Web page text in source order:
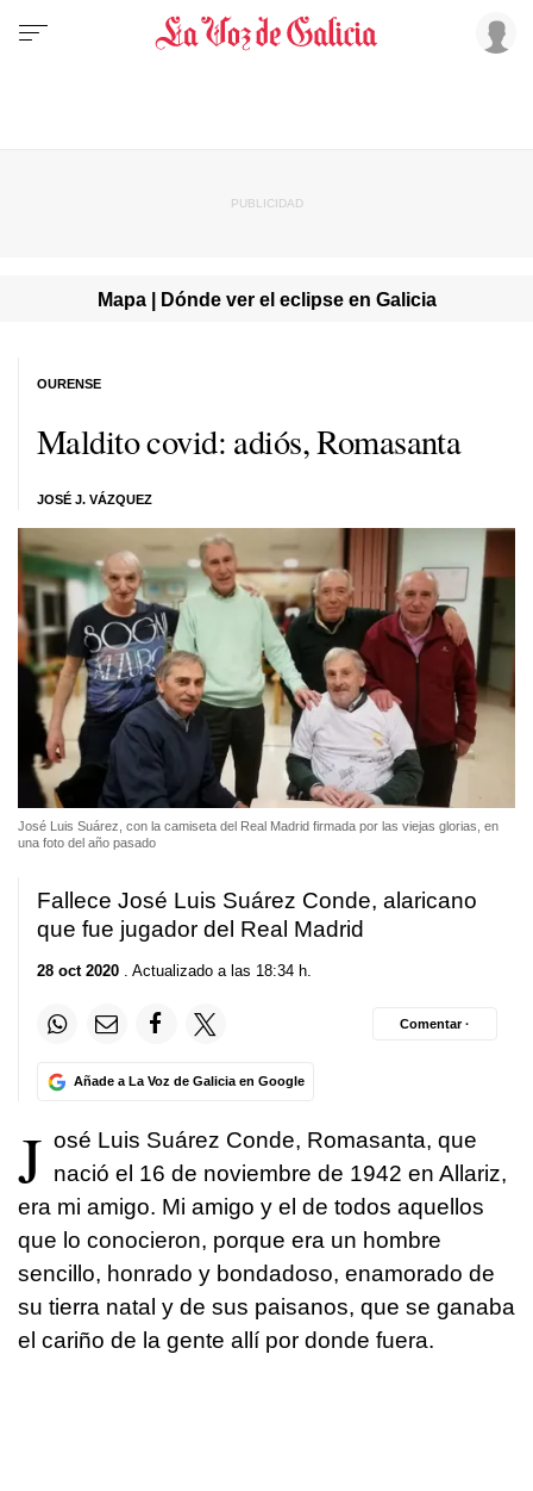
Mapa | Dónde ver el eclipse en Galicia
Maldito covid: adiós, Romasanta
JOSÉ J. VÁZQUEZ
OURENSE
José Luis Suárez, con la camiseta del Real Madrid firmada por las viejas glorias, en
una foto del año pasado
Fallece José Luis Suárez Conde, alaricano
que fue jugador del Real Madrid
28 oct 2020 . Actualizado a las 18:34 h.
Añade a La Voz de Galicia en Google
Comentar ·
J osé Luis Suárez Conde, Romasanta, que
nació el 16 de noviembre de 1942 en Allariz,
era mi amigo. Mi amigo y el de todos aquellos
que lo conocieron, porque era un hombre
sencillo, honrado y bondadoso, enamorado de
su tierra natal y de sus paisanos, que se ganaba
el cariño de la gente allí por donde fuera.